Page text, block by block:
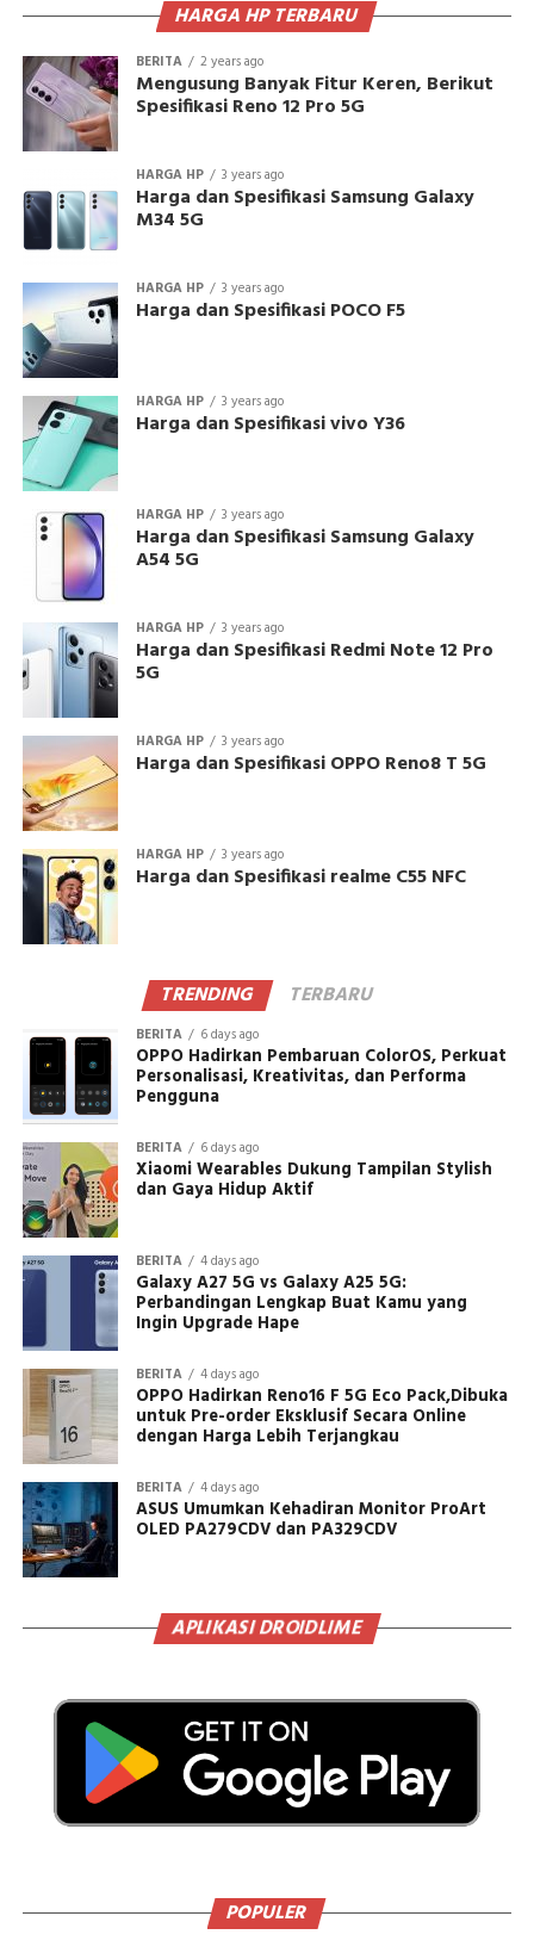
HARGA HP TERBARU
BERITA 2 years ago
Mengusung Banyak Fitur Keren, Berikut
Spesifikasi Reno 12 Pro 5G
HARGA HP 3 years ago
Harga dan Spesifikasi Samsung Galaxy
M34 5G
HARGA HP 3 years ago
Harga dan Spesifikasi POCO F5
HARGA HP 3 years ago
Harga dan Spesifikasi vivo Y36
HARGA HP 3 years ago
Harga dan Spesifikasi Samsung Galaxy
A54 5G
HARGA HP 3 years ago
Harga dan Spesifikasi Redmi Note 12 Pro
5G
HARGA HP 3 years ago
Harga dan Spesifikasi OPPO Reno8 T 5G
HARGA HP 3 years ago
Harga dan Spesifikasi realme C55 NFC
TRENDING TERBARU
BERITA 6 days ago
OPPO Hadirkan Pembaruan ColorOS, Perkuat
Personalisasi, Kreativitas, dan Performa
Pengguna
BERITA 6 days ago
Xiaomi Wearables Dukung Tampilan Stylish
dan Gaya Hidup Aktif
BERITA 4 days ago
Galaxy A27 5G vs Galaxy A25 5G:
Perbandingan Lengkap Buat Kamu yang
Ingin Upgrade Hape
BERITA 4 days ago
OPPO Hadirkan Reno16 F 5G Eco Pack,Dibuka
untuk Pre-order Eksklusif Secara Online
dengan Harga Lebih Terjangkau
BERITA 4 days ago
ASUS Umumkan Kehadiran Monitor ProArt
OLED PA279CDV dan PA329CDV
APLIKASI DROIDLIME
POPULER